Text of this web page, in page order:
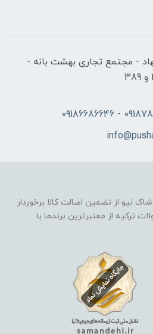
- مجتمع تجاری بهشت بانه -
نیو از تضمین اصالت کالا برخوردار
ترکیه از معتبرترین برندها با